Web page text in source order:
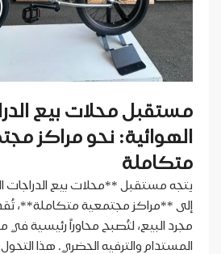
مستقبل محلات بيع
الهوائية: نحو مراكز
متكاملة
يتجه مستقبل **محلات بيع الدراجات
إلى **مراكز مجتمعية متكاملة**،
مجرد البيع، لتُصبح محاوراً رئيسية في
المستدام والترفيه الحضري. هذا